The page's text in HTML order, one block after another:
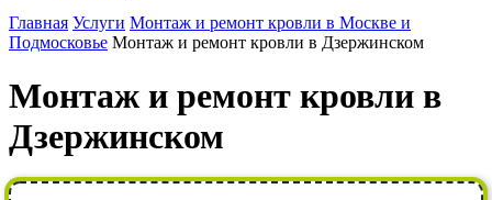
Главная Услуги Монтаж и ремонт кровли в Москве и
Подмосковье Монтаж и ремонт кровли в Дзержинском
Монтаж и ремонт кровли в
Дзержинском